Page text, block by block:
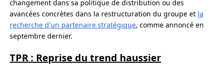
changement dans sa politique de distribution ou des
avancées concrètes dans la restructuration du groupe et la
recherche d'un partenaire stratégique, comme annoncé en
septembre dernier.
TPR : Reprise du trend haussier